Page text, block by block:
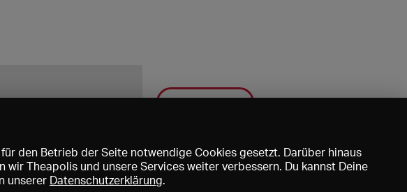
Speichern
den Betrieb der Seite notwendige Cookies gesetzt. Darüber hinaus
Theapolis und unsere Services weiter verbessern. Du kannst Deine
unserer Datenschutzerklärung.